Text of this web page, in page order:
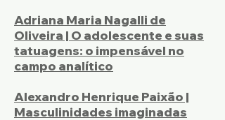
Adriana Maria Nagalli de
Oliveira | O adolescente e suas
tatuagens: o impensável no
campo analítico
Alexandro Henrique Paixão |
Masculinidades imaginadas